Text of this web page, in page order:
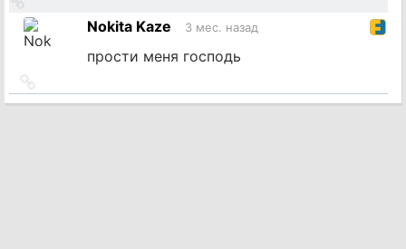
на
источник
Nokita Kaze 3 мес. назад
прости меня господь
на